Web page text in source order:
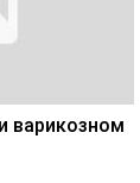
варикозном